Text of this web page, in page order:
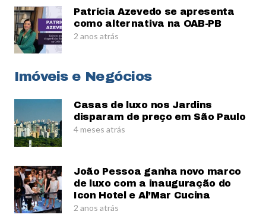
Patrícia Azevedo se apresenta
como alternativa na OAB-PB
2 anos atrás
Imóveis e Negócios
Casas de luxo nos Jardins
disparam de preço em São Paulo
4 meses atrás
João Pessoa ganha novo marco
de luxo com a inauguração do
Icon Hotel e Al’Mar Cucina
2 anos atrás